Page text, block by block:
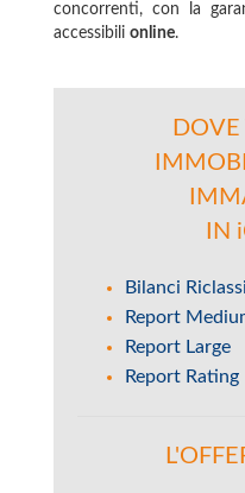
concorrenti, con la
accessibili online.
IN
Bilanci
Report
Report Large
Report Rating